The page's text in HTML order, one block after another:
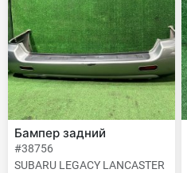
Бампер задний
#38756
SUBARU LEGACY LANCASTER